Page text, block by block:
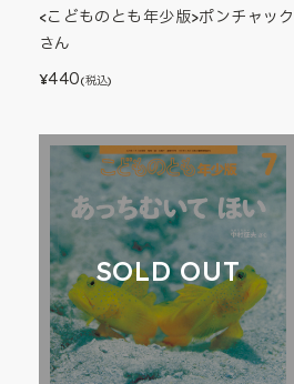
<こどものとも年少版>ポンチャック
さん
¥440(税込)
SOLD OUT